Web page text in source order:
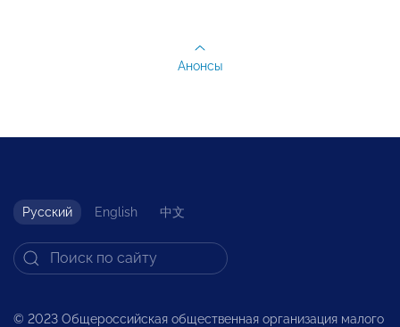
Анонсы
Русский English 中文
© 2023 Общероссийская общественная организация малого